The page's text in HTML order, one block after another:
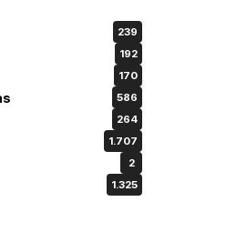
239
192
170
586
264
1.707
2
1.325